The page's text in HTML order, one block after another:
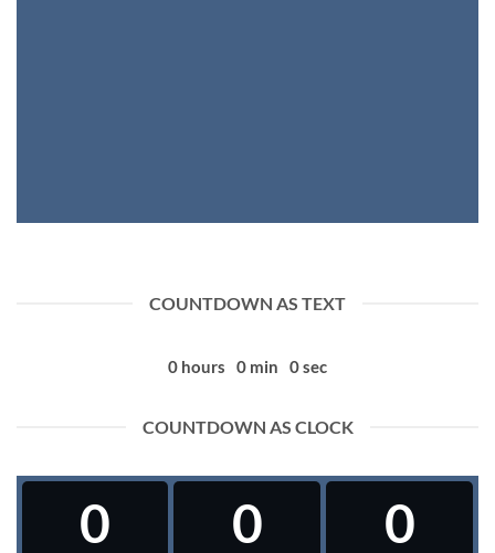
COUNTDOWN AS TEXT
0 hours 0 min 0sec
COUNTDOWN AS CLOCK
0 0 0